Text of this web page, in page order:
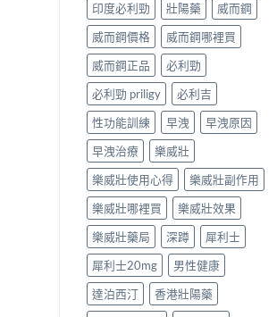
印度必利勁
壯陽藥
威而鋼
威而鋼價格
威而鋼哪裡買
威而鋼正品
必利勁
必利勁 priligy
必利吉
性功能訓練
早洩
早洩原因
早洩治療
樂威壯
樂威壯使用心得
樂威壯副作用
樂威壯哪裡買
樂威壯效果
樂威壯藥局
深蹲
犀利士
犀利士20mg
男性健康
達泊西汀
香港壯陽藥